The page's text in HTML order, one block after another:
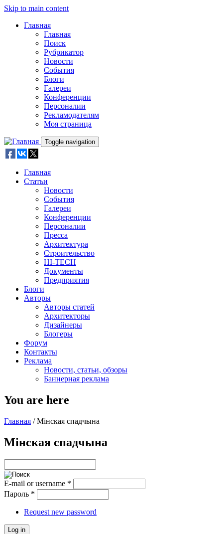
Skip to main content
Главная
Главная
Поиск
Рубрикатор
Новости
События
Блоги
Галереи
Конференции
Персоналии
Рекламодателям
Моя страница
Toggle navigation
Главная
Статьи
Новости
События
Галереи
Конференции
Персоналии
Пресса
Архитектура
Строительство
HI-TECH
Документы
Предприятия
Блоги
Авторы
Авторы статей
Архитекторы
Дизайнеры
Блогеры
Форум
Контакты
Реклама
Новости, статьи, обзоры
Баннерная реклама
You are here
Главная / Мінская спадчына
Мінская спадчына
E-mail or username *
Пароль *
Request new password
Log in